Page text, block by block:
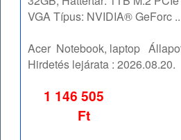
VGA Típus: NVIDIA® GeForc
Acer Notebook, laptop
Hirdetés lejárata :2026.08.20.
1 146 505
Ft